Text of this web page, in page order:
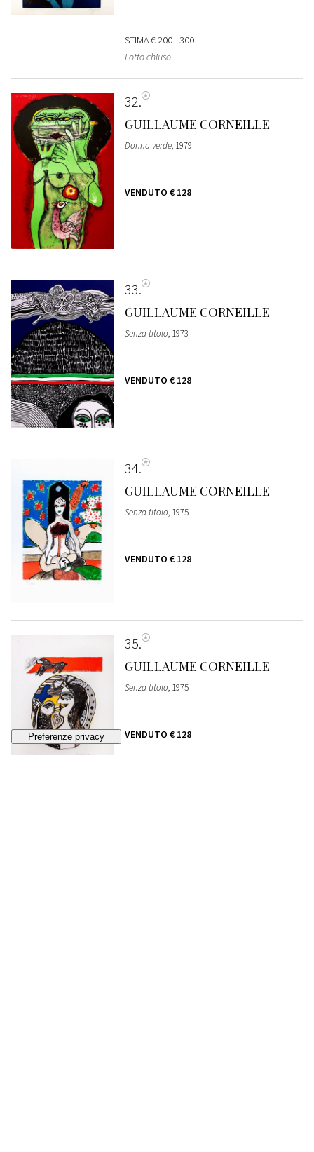
STIMA€ 200 - 300
Lotto chiuso
32
GUILLAUME CORNEILLE
Donna verde, 1979
VENDUTO € 128
33
GUILLAUME CORNEILLE
Senza titolo, 1973
VENDUTO € 128
34
GUILLAUME CORNEILLE
Senza titolo, 1975
VENDUTO € 128
35
GUILLAUME CORNEILLE
Senza titolo, 1975
VENDUTO € 128